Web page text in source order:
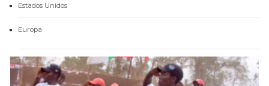
Estados Unidos
Europa